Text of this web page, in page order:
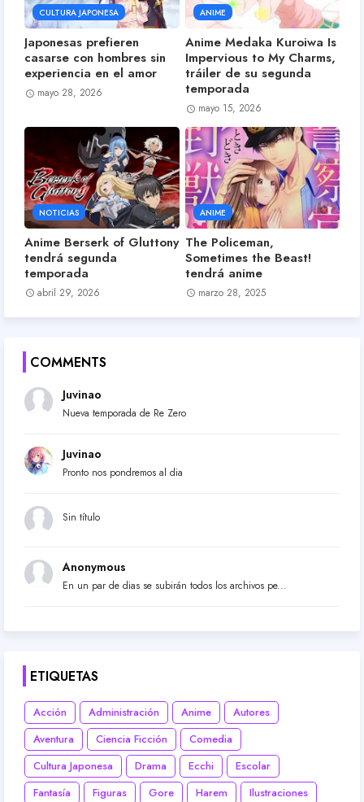
CULTURA JAPONESA
Japonesas prefieren
casarse con hombres sin
experiencia en el amor
mayo 28, 2026
ANIME
Anime Medaka Kuroiwa Is
Impervious to My Charms,
tráiler de su segunda
temporada
mayo 15, 2026
NOTICIAS
Anime Berserk of Gluttony
tendrá segunda
temporada
abril 29, 2026
ANIME
The Policeman,
Sometimes the Beast!
tendrá anime
marzo 28, 2025
COMMENTS
Juvinao
Nueva temporada de Re Zero
Juvinao
Pronto nos pondremos al dia
Sin título
Anonymous
En un par de dias se subirán todos los archivos pe...
ETIQUETAS
Acción Administración Anime
Autores
Aventura
Ciencia Ficción
Comedia
Cultura Japonesa
Drama Ecchi
Escolar
Fantasía
Figuras Gore Harem
Ilustraciones